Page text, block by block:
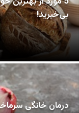
بی‌خبرید!
درمان خانگی